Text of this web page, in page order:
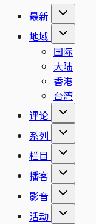
最新
地域
国际
大陆
香港
台湾
评论
系列
栏目
播客
影音
活动